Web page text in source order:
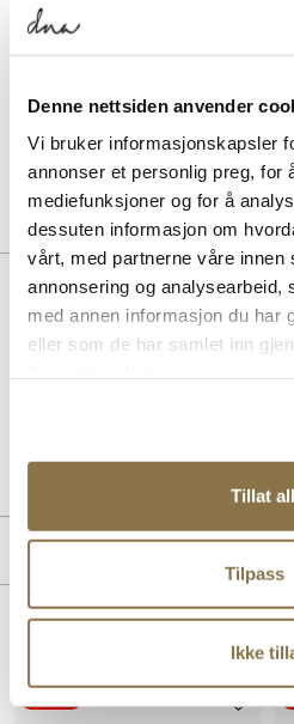
Denne nettsiden anvender
Vi bruker informasjonskapsler
annonser et personlig preg, for
mediefunksjoner og for å
dessuten informasjon om
vårt, med partnerne våre innen
annonsering og analysearbeid,
med annen informasjon du har
eller som de har samlet inn
Tillat
Tilpass
Ikke
BERGAL
Pris
99,-
BESKRIVELSE
Trendy slingback-pumps fra
spiss front og en elegant og
passform og innersåle med gele for
MERKE
Lignende